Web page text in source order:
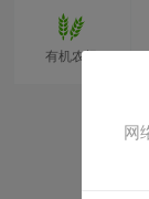
有机农场
网